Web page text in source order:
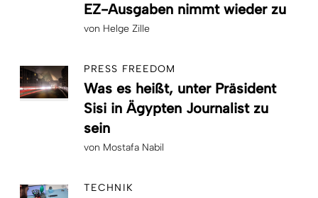
EZ-Ausgaben nimmt wieder zu
von Helge Zille
PRESS FREEDOM
Was es heißt, unter Präsident
Sisi in Ägypten Journalist zu
sein
von Mostafa Nabil
TECHNIK